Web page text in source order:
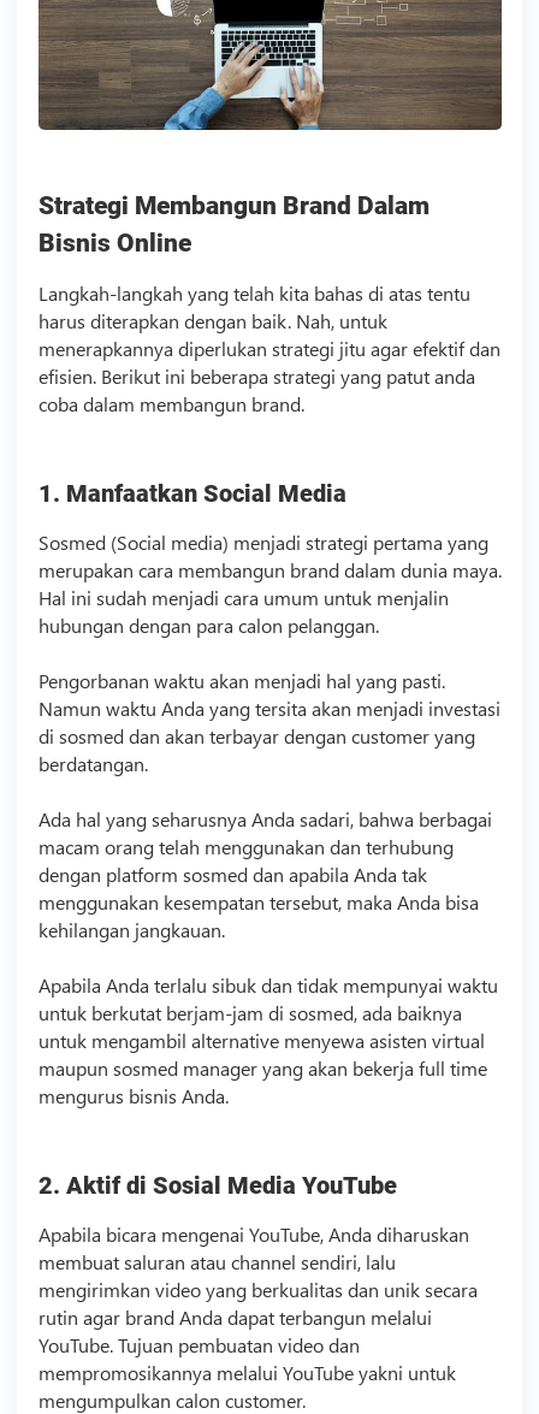
Strategi Membangun Brand Dalam
Bisnis Online
Langkah-langkah yang telah kita bahas di atas tentu
harus diterapkan dengan baik. Nah, untuk
menerapkannya diperlukan strategi jitu agar efektif dan
efisien. Berikut ini beberapa strategi yang patut anda
coba dalam membangun brand.
1. Manfaatkan Social Media
Sosmed (Social media) menjadi strategi pertama yang
merupakan cara membangun brand dalam dunia maya.
Hal ini sudah menjadi cara umum untuk menjalin
hubungan dengan para calon pelanggan.
Pengorbanan waktu akan menjadi hal yang pasti.
Namun waktu Anda yang tersita akan menjadi investasi
di sosmed dan akan terbayar dengan customer yang
berdatangan.
Ada hal yang seharusnya Anda sadari, bahwa berbagai
macam orang telah menggunakan dan terhubung
dengan platform sosmed dan apabila Anda tak
menggunakan kesempatan tersebut, maka Anda bisa
kehilangan jangkauan.
Apabila Anda terlalu sibuk dan tidak mempunyai waktu
untuk berkutat berjam-jam di sosmed, ada baiknya
untuk mengambil alternative menyewa asisten virtual
maupun sosmed manager yang akan bekerja full time
mengurus bisnis Anda.
2. Aktif di Sosial Media YouTube
Apabila bicara mengenai YouTube, Anda diharuskan
membuat saluran atau channel sendiri, lalu
mengirimkan videoyang berkualitas dan unik secara
rutin agar brand Anda dapat terbangun melalui
YouTube. Tujuan pembuatan videodan
mempromosikannya melalui YouTube yakni untuk
mengumpulkan calon customer.